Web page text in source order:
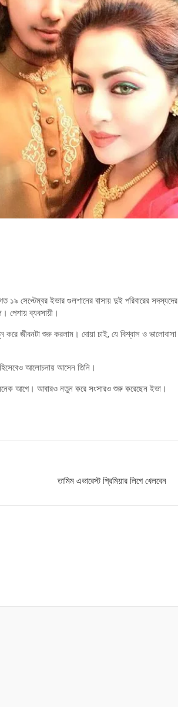
১৯ সেপ্টেম্বর ইভার গুলশানের বাসায় দুই পরিবারের সদস্যদের
পেশায় ব্যবসায়ী।
জীবনটা শুরু করলাম। দোয়া চাই, যে বিশ্বাস ও ভালোবাসা
আলোচনায় আসেন তিনি।
অনেক আগে। আবারও নতুন করে সংসারও শুরু করেছেন ইভা।
তামিম এভারেস্ট প্রিমিয়ার লিগে খেলবেন